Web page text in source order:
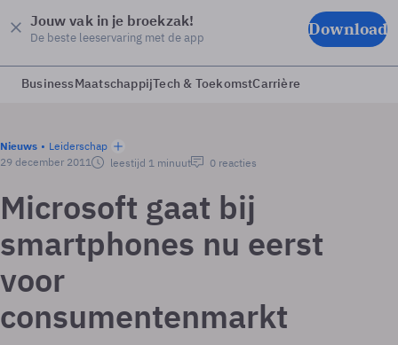
Jouw vak in je broekzak!
De beste leeservaring met de app Download
BusinessMaatschappijTech & ToekomstCarrière
Nieuws
Leiderschap
29 december 2011
leestijd 1 minuut 0 reacties
Microsoft gaat bij
smartphones nu eerst
voor
consumentenmarkt